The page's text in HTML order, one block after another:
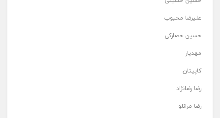
علیرضا محبوب
حسین حصارکی
مهدیار
کاپیتان
رضا رضانژاد
رضا مرانلو